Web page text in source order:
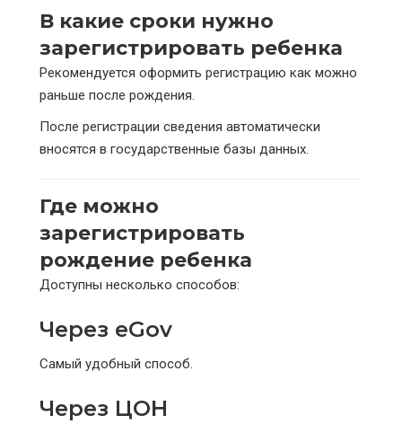
В какие сроки нужно
зарегистрировать ребенка
Рекомендуется оформить регистрацию как можно
раньше после рождения.
После регистрации сведения автоматически
вносятся в государственные базы данных.
Где можно
зарегистрировать
рождение ребенка
Доступны несколько способов:
Через eGov
Самый удобный способ.
Через ЦОН